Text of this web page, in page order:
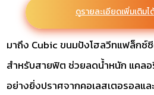
ดูรายละเอียดเพิ่มเติม
มาถึง Cubic ขนมปังโฮลวีทแฟล็กซ์
สำหรับสายฟิต ช่วยลดน้ำหนัก แคลอ
อย่างยิ่งปราศจากคอเลสเตอรอลแ